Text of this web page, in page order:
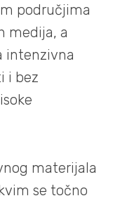
područjima
medija, a
intenzivna
i bez
materijala
se točno